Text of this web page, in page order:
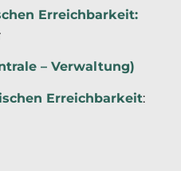
Erreichbarkeit:
– Verwaltung)
Erreichbarkeit: